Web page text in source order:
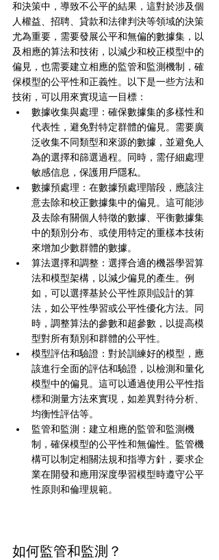
和決策中，導致不公平的結果，這對於涉及個
人權益、招聘、貸款和法律判決等領域的決策
尤為重要，需要發展公平和無偏的數據集，以
及相應的算法和技術，以減少和校正模型中的
偏見，也需要建立相應的監管和監測機制，確
保模型的公平性和正義性。以下是一些方法和
技術，可以用來實現這一目標：
數據收集與處理：確保數據集的多樣性和
代表性，避免對特定群體的偏見。需要廣
泛收集不同類型和來源的數據，並避免人
為的選擇和篩選過程。同時，需仔細處理
敏感信息，保護用戶隱私。
數據預處理：在數據預處理階段，應該注
意去除和校正數據集中的偏見。這可能涉
及去除有關個人特徵的數據、平衡數據集
中的類別分布、或使用特定的重樣本技術
來增加少數群體的數據。
算法選擇和調整：選擇合適的機器學習算
法和模型架構，以減少偏見的產生。例
如，可以選擇基於公平性原則設計的算
法，如公平性學習或公平性優化方法。同
時，調整算法的參數和超參數，以提高模
型對所有類別和群體的公平性。
模型評估和驗證：對於訓練好的模型，應
該進行全面的評估和驗證，以檢測和量化
模型中的偏見。這可以通過使用公平性指
標和測量方法來實現，如差異對待分析、
均衡性評估等。
監管和監測：建立相應的監管和監測機
制，確保模型的公平性和無偏性。監管機
構可以制定相關法規和指導方針，要求企
業在開發和應用深度學習模型時遵守公平
性原則和倫理規範。
如何監管和監測？